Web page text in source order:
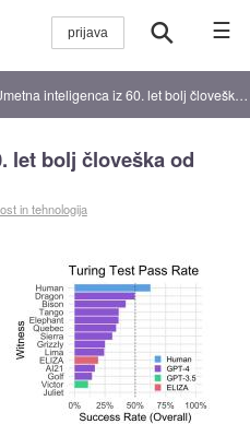
☰
inteligenca iz 60. let bolj človeška od lanskega GPT-3.5
let bolj človeška od
in tehnologija